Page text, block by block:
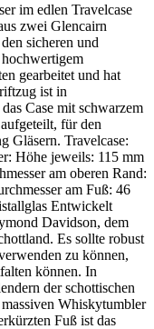
im edlen Travelcase
zwei Glencairn
sicheren und
gearbeitet und hat
ist in
Case mit schwarzem
für den
Gläsern. Travelcase:
Höhe jeweils: 115 mm
am oberen Rand:
am Fuß: 46
Entwickelt
Davidson, dem
Es sollte robust
zu können,
können. In
der schottischen
Whiskytumbler
Fuß ist das